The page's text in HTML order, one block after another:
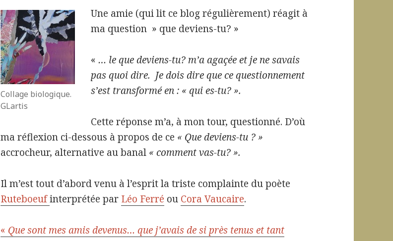
Collage biologique.
GLartis
Une amie (qui lit ce blog régulièrement) réagit à
ma question » que deviens-tu? »
«… le que deviens-tu? m’a agaçée et je ne savais
pas quoi dire. Je dois dire que ce questionnement
s’est transformé en : « qui es-tu? ».
Cette réponse m’a, à mon tour, questionné. D’où
ma réflexion ci-dessous à propos de ce « Que deviens-tu ? »
accrocheur, alternative au banal « comment vas-tu? ».
Il m’est tout d’abord venu à l’esprit la triste complainte du poète
Ruteboeufinterprétée par Léo Ferré ou Cora Vaucaire.
« Que sont mes amis devenus… que j’avais de si près tenus et tant